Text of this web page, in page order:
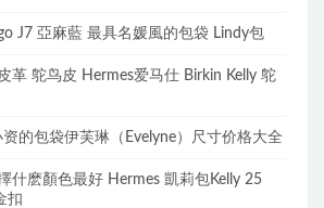
J7 亞麻藍 最具名媛風的包袋 Lindy包
革 鸵鸟皮 Hermes爱马仕 Birkin Kelly 鸵
的包袋伊芙琳（Evelyne）尺寸价格大全
什麽顏色最好 Hermes 凱莉包Kelly 25
扣